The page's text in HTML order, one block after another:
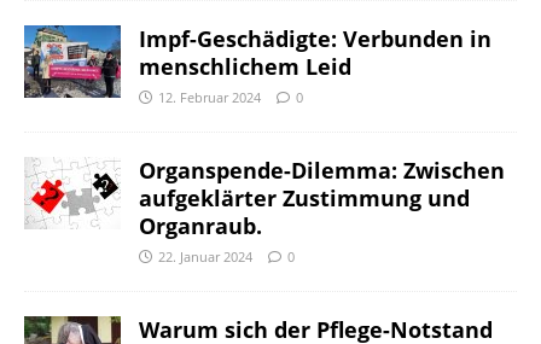
Impf-Geschädigte: Verbunden in
menschlichem Leid
12. Februar 2024 0
Organspende-Dilemma: Zwischen
aufgeklärter Zustimmung und
Organraub.
22. Januar 2024 0
Warum sich der Pflege-Notstand